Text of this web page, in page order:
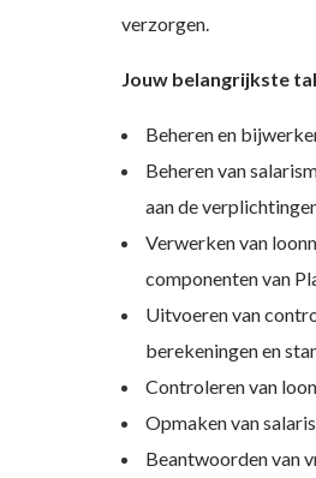
verzorgen.
Jouw belangrijkste
Beheren en
Beheren van
aan de
Verwerken van
componenten van
Uitvoeren van
berekeningen en
Controleren van
Opmaken van
Beantwoorden van